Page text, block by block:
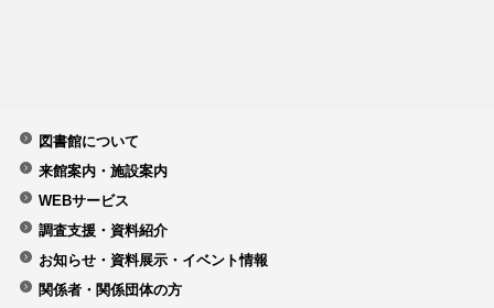
図書館について
来館案内・施設案内
WEBサービス
調査支援・資料紹介
お知らせ・資料展示・イベント情報
関係者・関係団体の方